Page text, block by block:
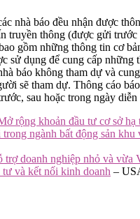
nhà báo đều nhận được
truyền thông (được gửi
gồm những thông tin cơ
sử dụng để cung cấp những
báo không tham dự và
sẽ tham dự. Thông cáo
sau hoặc trong ngày diễn
rộng khoản đầu tư cơ sở hạ
ngành bất động sản khu
doanh nghiệp nhỏ và vừa
tư và kết nối kinh doanh –